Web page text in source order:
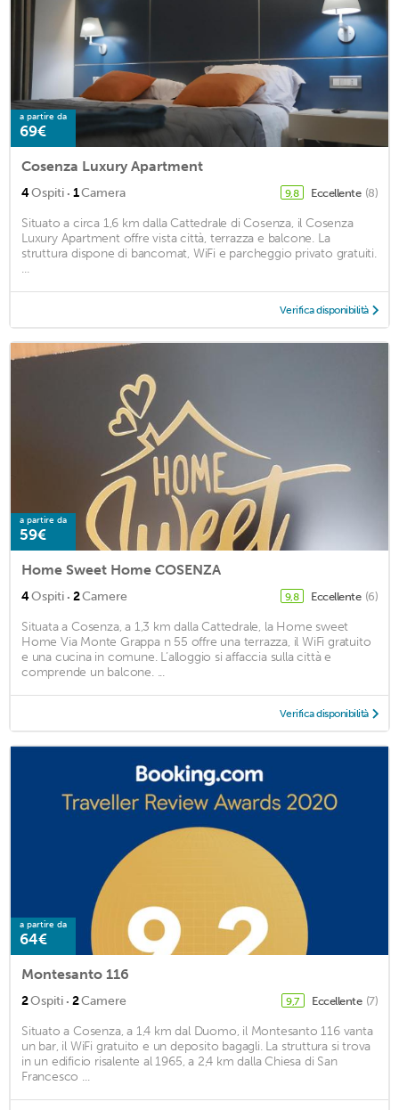
a partire da
69€
Cosenza Luxury Apartment
4Ospiti · 1Camera 9,8 Eccellente (8)
Situato a circa 1,6 km dalla Cattedrale di Cosenza, il Cosenza
Luxury Apartment offre vista città, terrazza e balcone. La
struttura dispone di bancomat, WiFi e parcheggio privato gratuiti.
...
Verifica disponibilità
a partire da
59€
Home Sweet Home COSENZA
4Ospiti · 2Camere 9,8 Eccellente (6)
Situata a Cosenza, a 1,3 km dalla Cattedrale, la Home sweet
Home Via Monte Grappa n 55 offre una terrazza, il WiFi gratuito
e una cucina in comune. L’alloggio si affaccia sulla città e
comprende un balcone. ...
Verifica disponibilità
a partire da
64€
Montesanto 116
2Ospiti · 2Camere 9,7 Eccellente (7)
Situato a Cosenza, a 1,4 km dal Duomo, il Montesanto 116 vanta
un bar, il WiFi gratuito e un deposito bagagli. La struttura si trova
in un edificio risalente al 1965, a 2,4 km dalla Chiesa di San
Francesco ...